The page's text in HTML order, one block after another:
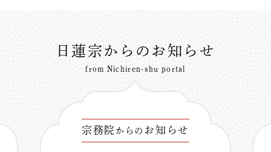
日蓮宗からのお知らせ
from Nichiren-shu portal
宗務院 からの お知らせ